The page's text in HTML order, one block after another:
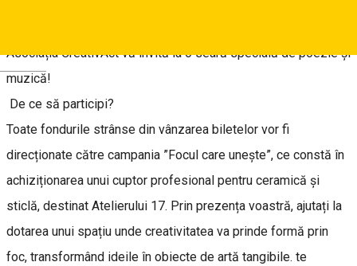
Asociația CreativAct vă invită la o seară specială de poezie și
muzică!
De ce să participi?
Toate fondurile strânse din vânzarea biletelor vor fi
direcționate către campania ”Focul care unește”, ce constă în
achiziționarea unui cuptor profesional pentru ceramică și
sticlă, destinat Atelierului 17. Prin prezența voastră, ajutați la
dotarea unui spațiu unde creativitatea va prinde formă prin
foc, transformând ideile în obiecte de artă tangibile. te